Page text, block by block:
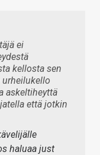
ei
kellosta sen
askeltiheyttä
että jotkin
haluaa just